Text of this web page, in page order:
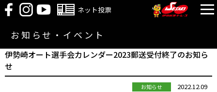
ネット投票
お知らせ・イベント
伊勢崎オート選手会カレンダー2023郵送受付終了のお知ら
せ
お知らせ 2022.12.09